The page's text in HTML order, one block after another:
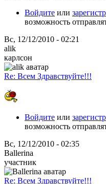
Войдите или
возможность
Вс, 12/12/2010 - 02:21
alik
карлсон
Re: Всем Здравствуйте!!!
Войдите или
возможность
Вс, 12/12/2010 - 02:35
Ballerina
участник
Re: Всем Здравствуйте!!!